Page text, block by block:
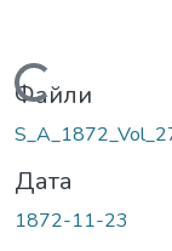
Вантажиться...
Файли
Дата
1872-11-23